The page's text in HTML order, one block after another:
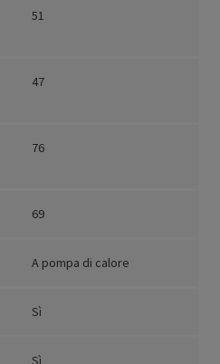
51
47
76
69
A pompa di calore
Sì
Sì